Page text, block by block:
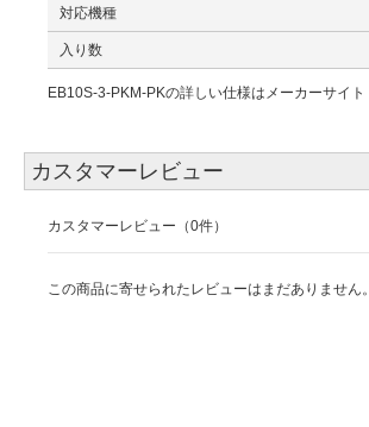
対応機種
入り数
EB10S-3-PKM-PKの詳しい仕様は メーカーサイト
カスタマーレビュー
カスタマーレビュー（0件）
この商品に寄せられたレビューはまだありません。